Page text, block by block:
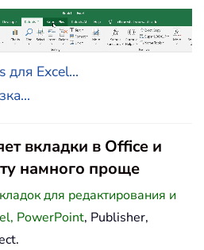
для Excel...
вкладки в Office и
намного проще
для редактирования и
PowerPoint, Publisher,